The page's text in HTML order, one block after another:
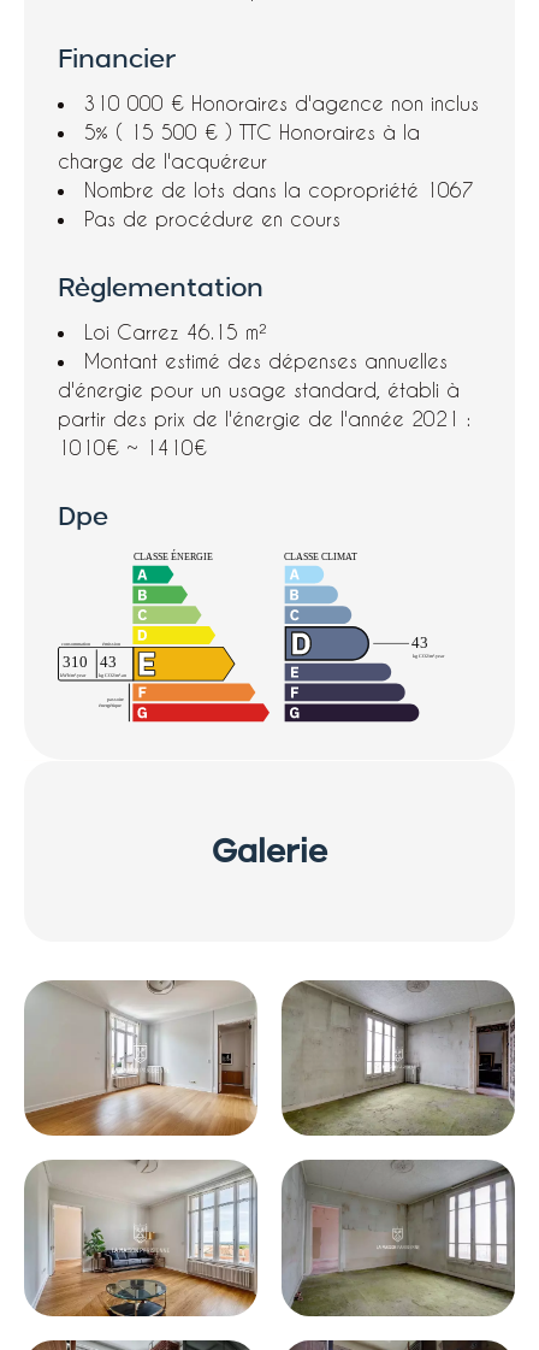
Financier
310 000 € Honoraires d'agence non inclus
5% ( 15 500 € ) TTC Honoraires à la
charge de l'acquéreur
Nombre de lots dans la copropriété 1067
Pas de procédure en cours
Règlementation
Loi Carrez 46.15 m²
Montant estimé des dépenses annuelles
d'énergie pour un usage standard, établi à
partir des prix de l'énergie de l'année 2021 :
1010€ ~ 1410€
Dpe
Galerie